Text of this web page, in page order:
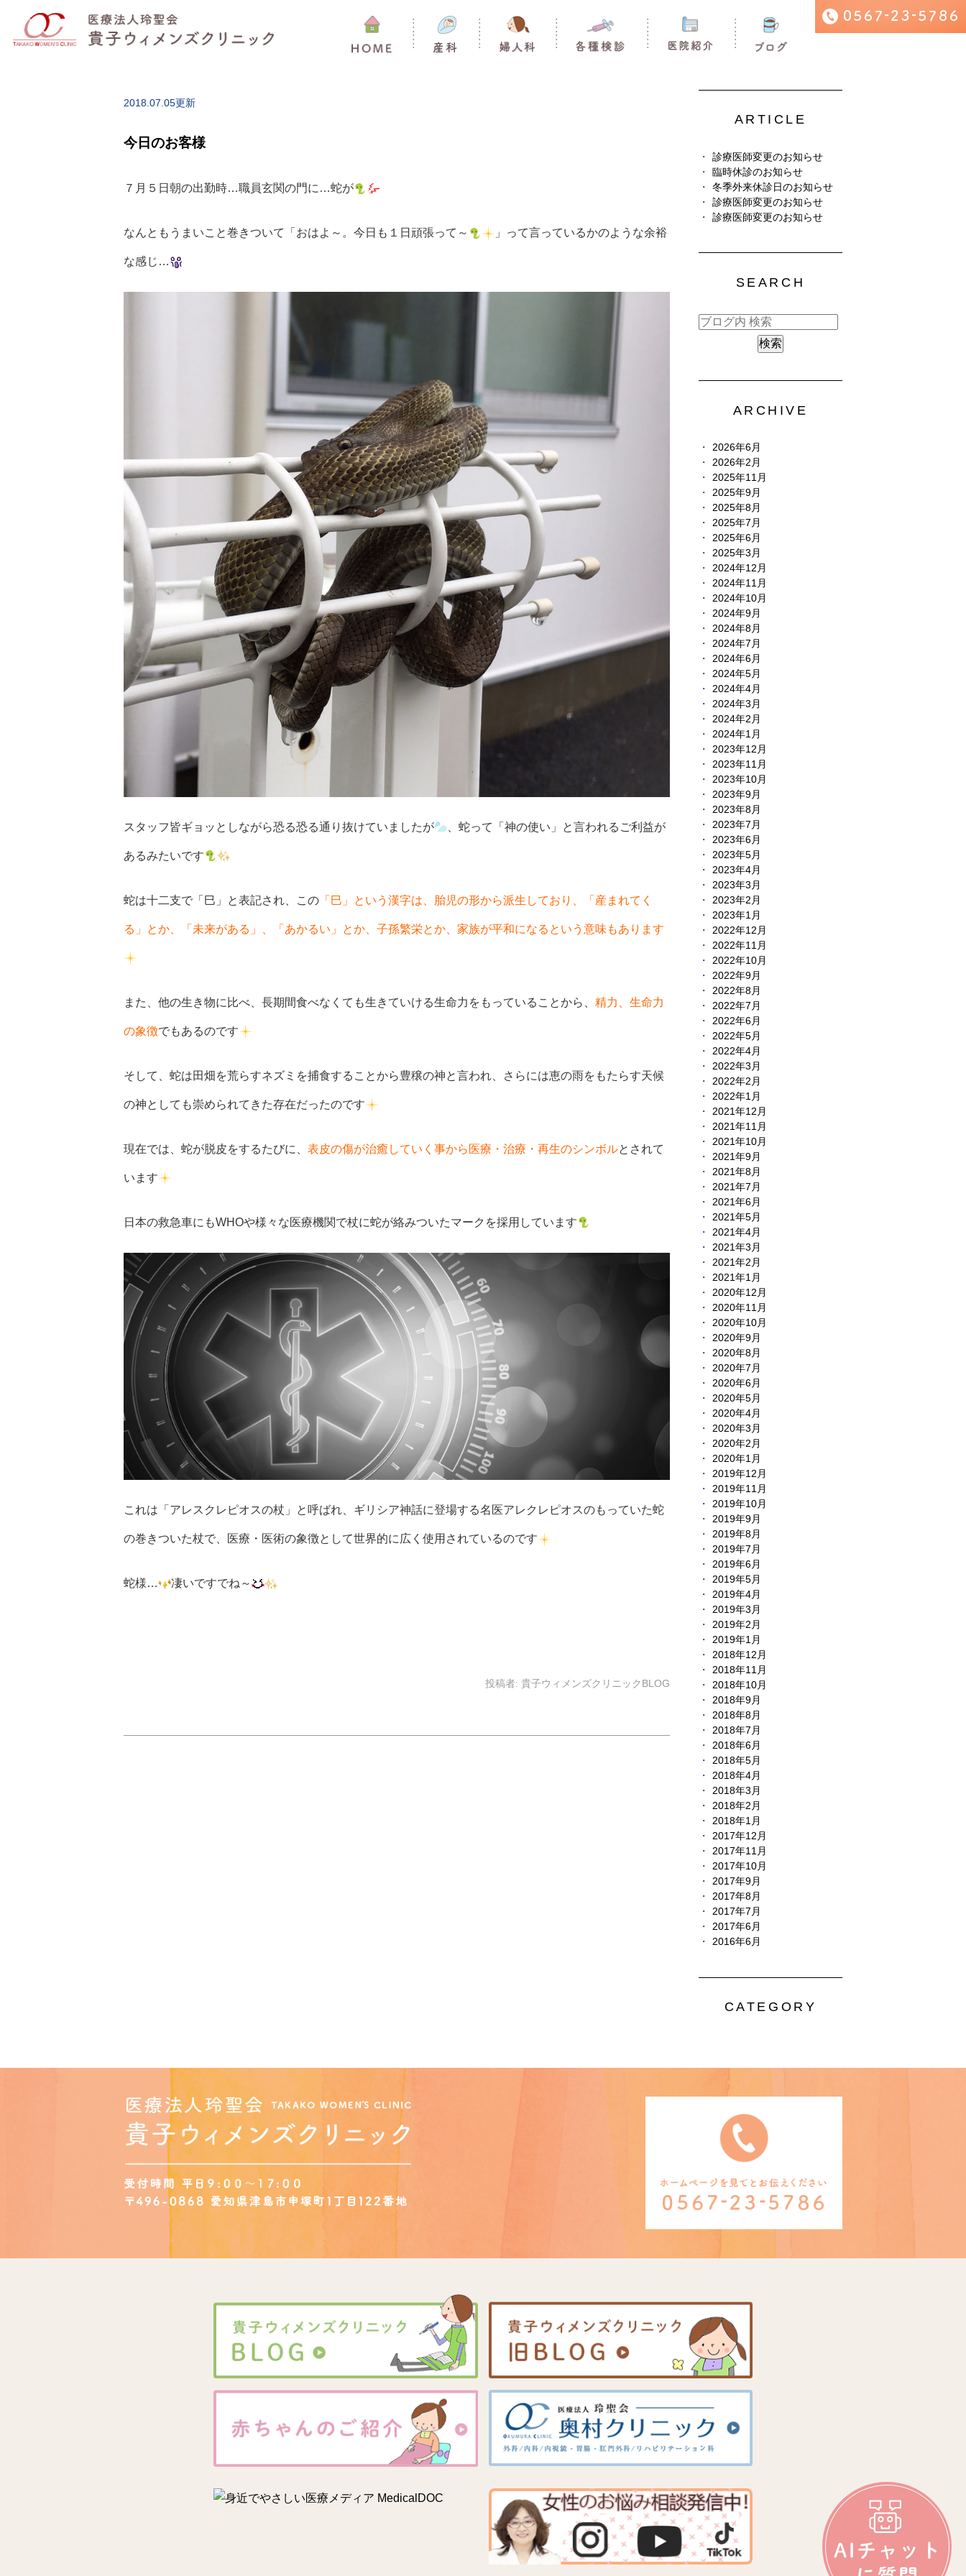
2018.07.05更新
今日のお客様
７月５日朝の出勤時…職員玄関の門に…蛇が
なんともうまいこと巻きついて「おはよ～。今日も１日頑張って～ 」って言っているかのような余裕
な感じ…
スタッフ皆ギョッとしながら恐る恐る通り抜けていましたが 、蛇って「神の使い」と言われるご利益が
あるみたいです
蛇は十二支で「巳」と表記され、この 「巳」という漢字は、胎児の形から派生しており、「産まれてく
る」とか、「未来がある」、「あかるい」とか、子孫繁栄とか、家族が平和になるという意味もあります
また、他の生き物に比べ、長期間食べなくても生きていける生命力をもっていることから、 精力、生命力
の象徴でもあるのです
そして、蛇は田畑を荒らすネズミを捕食することから豊穣の神と言われ、さらには恵の雨をもたらす天候
の神としても崇められてきた存在だったのです
現在では、蛇が脱皮をするたびに、 表皮の傷が治癒していく事から医療・治療・再生のシンボルとされて
います
日本の救急車にもWHOや様々な医療機関で杖に蛇が絡みついたマークを採用しています
これは「アレスクレピオスの杖」と呼ばれ、ギリシア神話に登場する名医アレクレピオスのもっていた蛇
の巻きついた杖で、医療・医術の象徴として世界的に広く使用されているのです
蛇様… 凄いですでね～
投稿者: 貴子ウィメンズクリニックBLOG
ARTICLE
診療医師変更のお知らせ
臨時休診のお知らせ
冬季外来休診日のお知らせ
診療医師変更のお知らせ
診療医師変更のお知らせ
SEARCH
ARCHIVE
2026年6月
2026年2月
2025年11月
2025年9月
2025年8月
2025年7月
2025年6月
2025年3月
2024年12月
2024年11月
2024年10月
2024年9月
2024年8月
2024年7月
2024年6月
2024年5月
2024年4月
2024年3月
2024年2月
2024年1月
2023年12月
2023年11月
2023年10月
2023年9月
2023年8月
2023年7月
2023年6月
2023年5月
2023年4月
2023年3月
2023年2月
2023年1月
2022年12月
2022年11月
2022年10月
2022年9月
2022年8月
2022年7月
2022年6月
2022年5月
2022年4月
2022年3月
2022年2月
2022年1月
2021年12月
2021年11月
2021年10月
2021年9月
2021年8月
2021年7月
2021年6月
2021年5月
2021年4月
2021年3月
2021年2月
2021年1月
2020年12月
2020年11月
2020年10月
2020年9月
2020年8月
2020年7月
2020年6月
2020年5月
2020年4月
2020年3月
2020年2月
2020年1月
2019年12月
2019年11月
2019年10月
2019年9月
2019年8月
2019年7月
2019年6月
2019年5月
2019年4月
2019年3月
2019年2月
2019年1月
2018年12月
2018年11月
2018年10月
2018年9月
2018年8月
2018年7月
2018年6月
2018年5月
2018年4月
2018年3月
2018年2月
2018年1月
2017年12月
2017年11月
2017年10月
2017年9月
2017年8月
2017年7月
2017年6月
2016年6月
CATEGORY